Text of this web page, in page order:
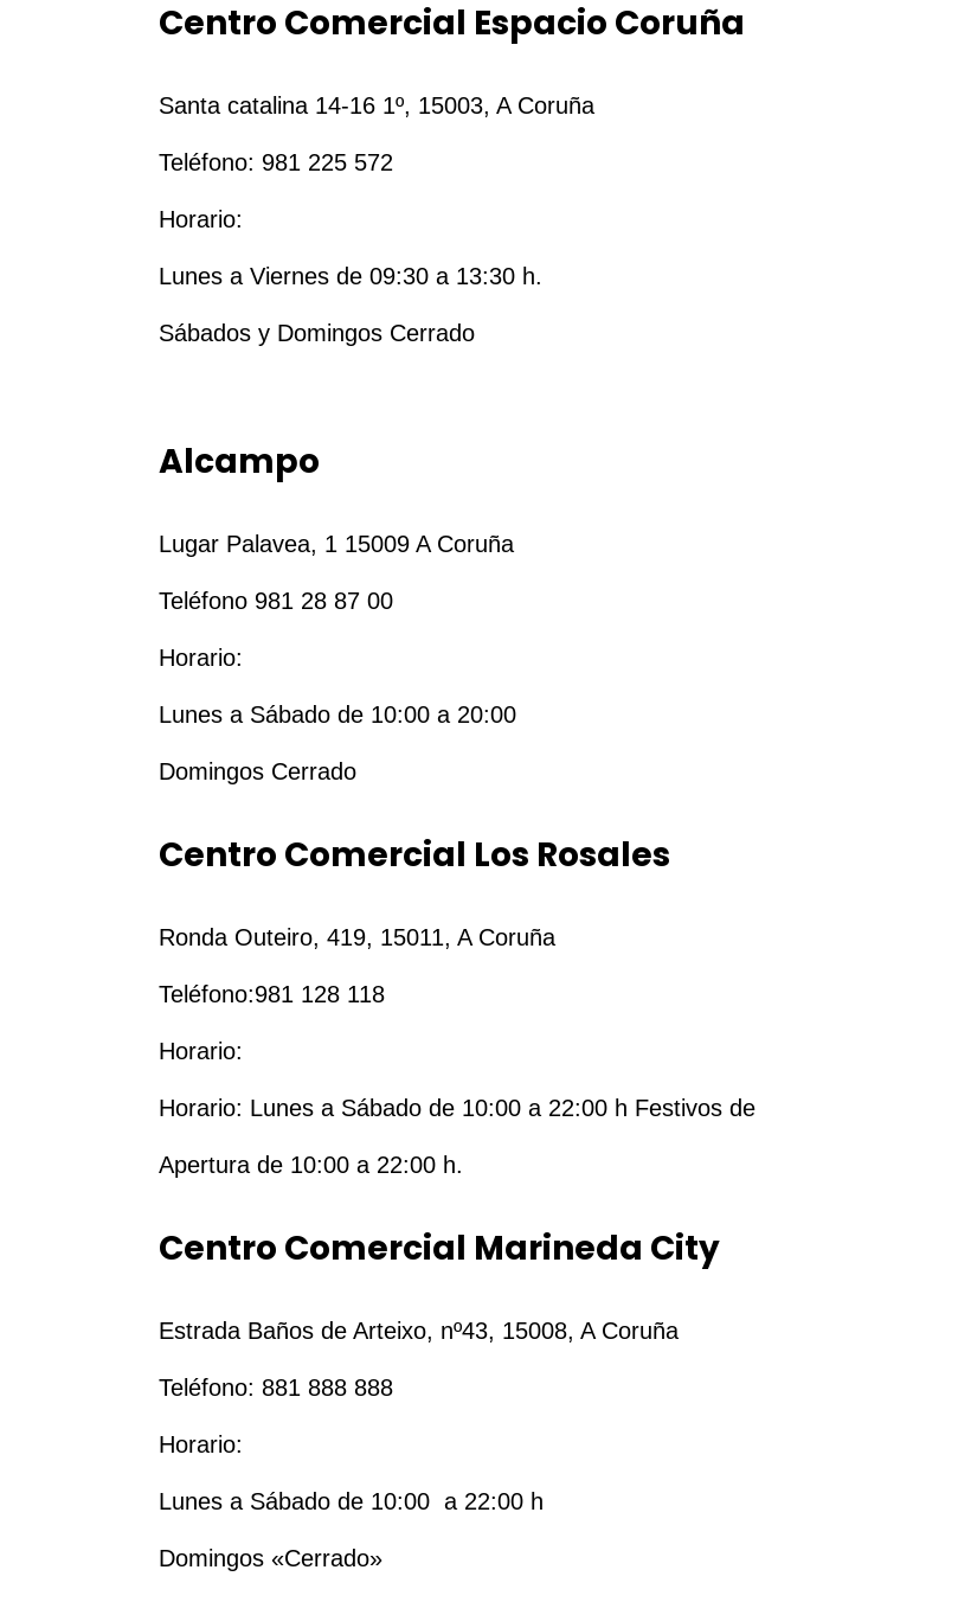
Centro Comercial Espacio Coruña
Santa catalina 14-16 1º, 15003, A Coruña
Teléfono: 981 225 572
Horario:
Lunes a Viernes de 09:30 a 13:30 h.
Sábados y Domingos Cerrado
Alcampo
Lugar Palavea, 1 15009 A Coruña
Teléfono 981 28 87 00
Horario:
Lunes a Sábado de 10:00 a 20:00
Domingos Cerrado
Centro Comercial Los Rosales
Ronda Outeiro, 419, 15011, A Coruña
Teléfono:981 128 118
Horario:
Horario: Lunes a Sábado de 10:00 a 22:00 h Festivos de
Apertura de 10:00 a 22:00 h.
Centro Comercial Marineda City
Estrada Baños de Arteixo, nº43, 15008, A Coruña
Teléfono: 881 888 888
Horario:
Lunes a Sábado de 10:00 a 22:00 h
Domingos «Cerrado»